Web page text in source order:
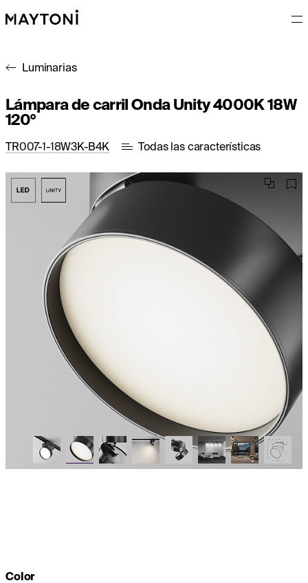
Luminarias
Lámpara de carril Onda Unity 4000K 18W
120°
TR007-1-18W3K-B4K Todas las características
Color